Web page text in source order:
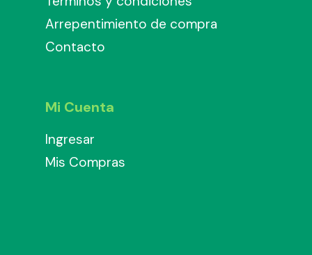
Arrepentimiento de compra
Contacto
Mi Cuenta
Ingresar
Mis Compras